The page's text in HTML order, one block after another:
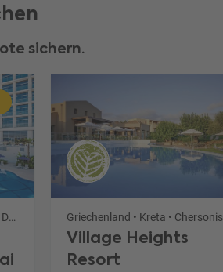
sichern.
Vereinigte Arabische Emirate • Dubai • Dubai
Village Heights
Resort